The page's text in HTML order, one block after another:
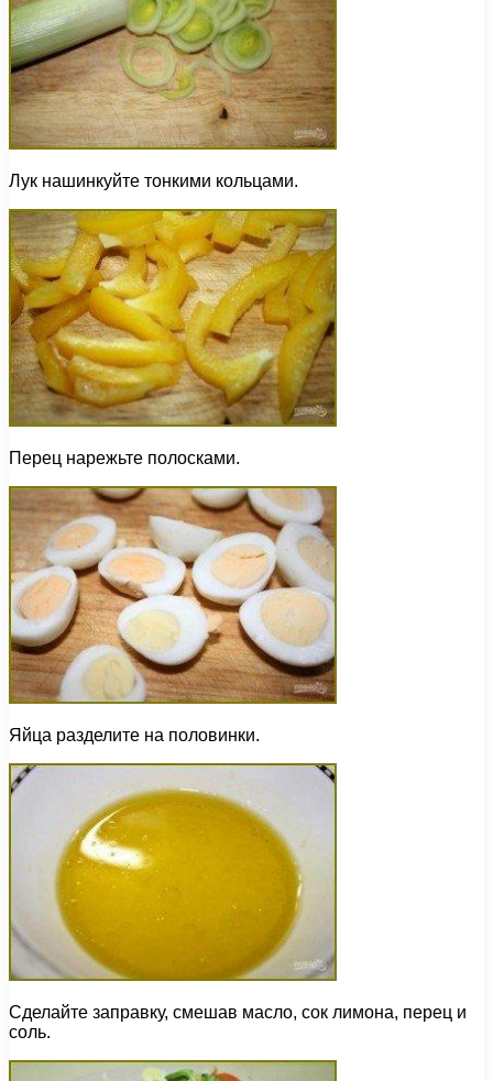
Лук нашинкуйте тонкими кольцами.
Перец нарежьте полосками.
Яйца разделите на половинки.
Сделайте заправку, смешав масло, сок лимона, перец и
соль.